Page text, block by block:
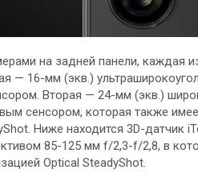
на задней панели, каждая
— 16-мм (экв.)
Вторая — 24-мм (экв.)
сенсором, которая также
Ниже находится 3D-датчик
85-125 мм f/2,3-f/2,8, в
Optical SteadyShot.